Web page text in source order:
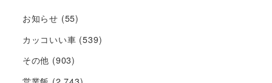
お知らせ (55)
カッコいい車 (539)
その他 (903)